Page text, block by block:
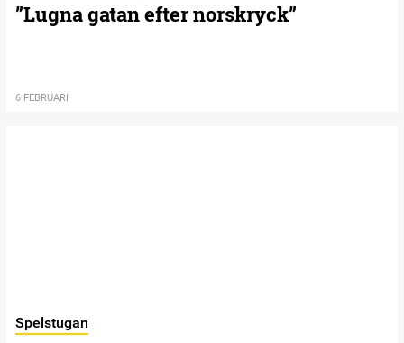
”Lugna gatan efter norskryck”
6 FEBRUARI
Spelstugan